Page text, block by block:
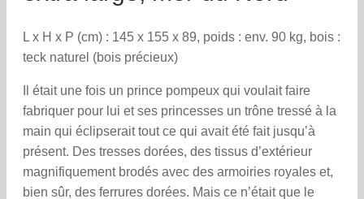
L x H x P (cm) : 145 x 155 x 89, poids : env. 90 kg, bois :
teck naturel (bois précieux)
Il était une fois un prince pompeux qui voulait faire
fabriquer pour lui et ses princesses un trône tressé à la
main qui éclipserait tout ce qui avait été fait jusqu’à
présent. Des tresses dorées, des tissus d’extérieur
magnifiquement brodés avec des armoiries royales et,
bien sûr, des ferrures dorées. Mais ce n’était que le